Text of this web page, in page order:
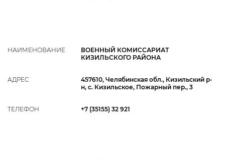
НАИМЕНОВАНИЕ
ВОЕННЫЙ КОМИССАРИАТ
КИЗИЛЬСКОГО РАЙОНА
АДРЕС
457610, Челябинская обл., Кизильский р-
н, с. Кизильское, Пожарный пер., 3
ТЕЛЕФОН +7 (35155) 32 921